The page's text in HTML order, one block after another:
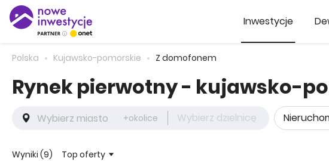
Inwestycje
Polska Kujawsko-pomorskie Z domofonem
Rynek pierwotny - kujawsko-
+okolice Wybierz dzielnicę
Wyniki (9) Top oferty